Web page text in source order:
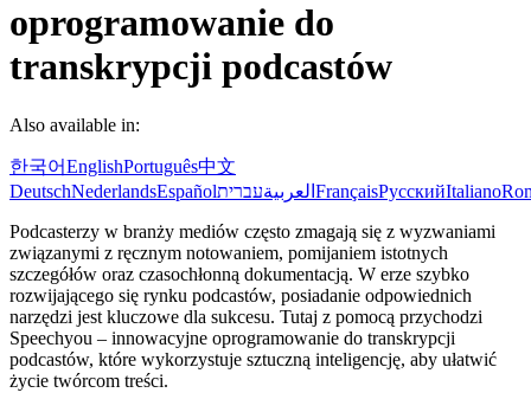
oprogramowanie do
transkrypcji podcastów
Also available in:
한국어EnglishPortuguês中文
DeutschNederlandsEspañol العربيةעברית FrançaisРусскийItaliano
Podcasterzy w branży mediów często zmagają się z wyzwaniami
związanymi z ręcznym notowaniem, pomijaniem istotnych
szczegółów oraz czasochłonną dokumentacją. W erze szybko
rozwijającego się rynku podcastów, posiadanie odpowiednich
narzędzi jest kluczowe dla sukcesu. Tutaj z pomocą przychodzi
Speechyou – innowacyjne oprogramowanie do transkrypcji
podcastów, które wykorzystuje sztuczną inteligencję, aby ułatwić
życie twórcom treści.